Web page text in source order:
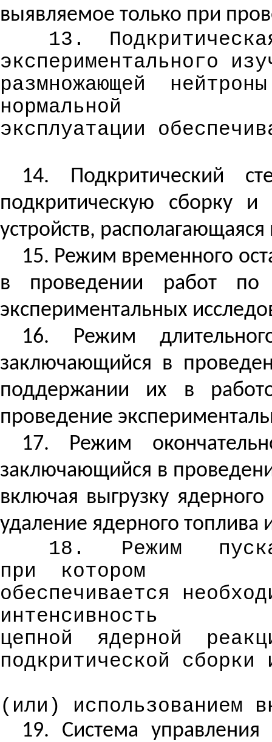
выявляемое только при
13.
экспериментального
размножающей
нейтроны
нормальной
эксплуатации
14. Подкритический
подкритическую сборку
устройств,
15. Режим временного
в проведении работ по
экспериментальных
16. Режим
заключающийся в
поддержании их в
проведение
17. Режим
заключающийся в
включая выгрузку
удаление ядерного
18. Режим
при
котором
обеспечивается
интенсивность
цепной
ядерной
подкритической сборки
(или) использованием
19. Система